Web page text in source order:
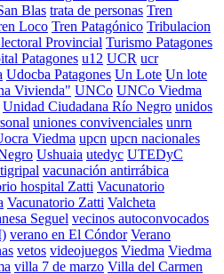
Blas trata de personas Tren
Loco Tren Patagónico Tribulacion
Provincial Turismo Patagones
Patagones u12 UCR ucr
Udocba Patagones Un Lote Un lote
Vivienda" UNCo UNCo Viedma
Unidad Ciudadana Río Negro unidos
uniones convivenciales unrn
Viedma upcn upcn nacionales
Ushuaia utedyc UTEDyC
vacunación antirrábica
hospital Zatti Vacunatorio
Vacunatorio Zatti Valcheta
Seguel vecinos autoconvocados
verano en El Cóndor Verano
vetos videojuegos Viedma Viedma
villa 7 de marzo Villa del Carmen